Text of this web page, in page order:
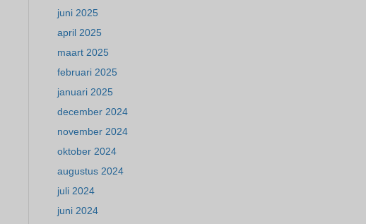
juni 2025
april 2025
maart 2025
februari 2025
januari 2025
december 2024
november 2024
oktober 2024
augustus 2024
juli 2024
juni 2024